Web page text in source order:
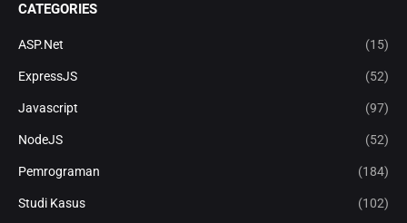
CATEGORIES
ASP.Net (15)
ExpressJS (52)
Javascript (97)
NodeJS (52)
Pemrograman (184)
Studi Kasus (102)